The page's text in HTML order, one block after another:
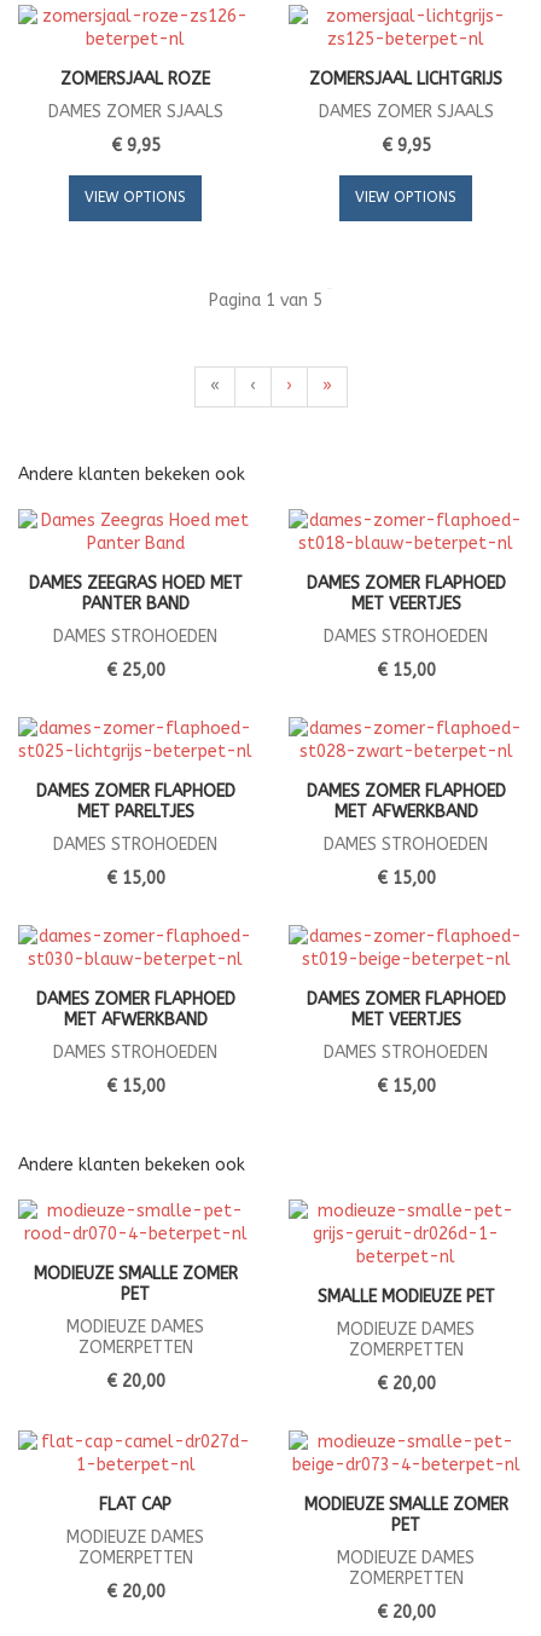
ZOMERSJAAL ROZE
DAMES ZOMER SJAALS
€ 9,95
VIEW OPTIONS
ZOMERSJAAL LICHTGRIJS
DAMES ZOMER SJAALS
€ 9,95
VIEW OPTIONS
Pagina 1 van 5
« ‹ › »
Andere klanten bekeken ook
DAMES ZEEGRAS HOED MET
PANTER BAND
DAMES STROHOEDEN
€ 25,00
DAMES ZOMER FLAPHOED
MET VEERTJES
DAMES STROHOEDEN
€ 15,00
DAMES ZOMER FLAPHOED
MET PARELTJES
DAMES STROHOEDEN
€ 15,00
DAMES ZOMER FLAPHOED
MET AFWERKBAND
DAMES STROHOEDEN
€ 15,00
DAMES ZOMER FLAPHOED
MET AFWERKBAND
DAMES STROHOEDEN
€ 15,00
DAMES ZOMER FLAPHOED
MET VEERTJES
DAMES STROHOEDEN
€ 15,00
Andere klanten bekeken ook
MODIEUZE SMALLE ZOMER
PET
MODIEUZE DAMES
ZOMERPETTEN
€ 20,00
SMALLE MODIEUZE PET
MODIEUZE DAMES
ZOMERPETTEN
€ 20,00
FLAT CAP
MODIEUZE DAMES
ZOMERPETTEN
€ 20,00
MODIEUZE SMALLE ZOMER
PET
MODIEUZE DAMES
ZOMERPETTEN
€ 20,00